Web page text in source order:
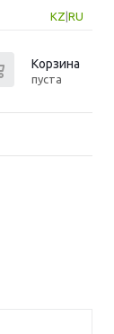
KZ RU
Корзина
пуста